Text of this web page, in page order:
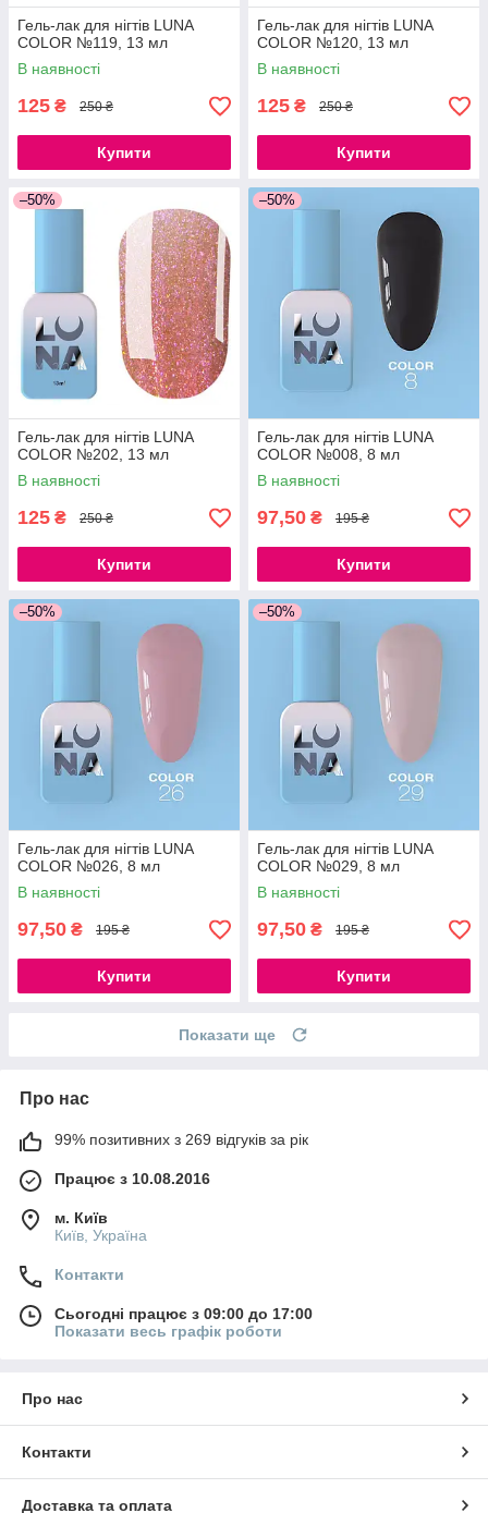
Гель-лак для нігтів LUNA
COLOR №119, 13 мл
В наявності
125 ₴ 250 ₴
Купити
Гель-лак для нігтів LUNA
COLOR №120, 13 мл
В наявності
125 ₴ 250 ₴
Купити
–50%
Гель-лак для нігтів LUNA
COLOR №202, 13 мл
В наявності
125 ₴ 250 ₴
Купити
–50%
Гель-лак для нігтів LUNA
COLOR №008, 8 мл
В наявності
97,50 ₴ 195 ₴
Купити
–50%
Гель-лак для нігтів LUNA
COLOR №026, 8 мл
В наявності
97,50 ₴ 195 ₴
Купити
–50%
Гель-лак для нігтів LUNA
COLOR №029, 8 мл
В наявності
97,50 ₴ 195 ₴
Купити
Показати ще
Про нас
99% позитивних з 269 відгуків за рік
Працює з 10.08.2016
м. Київ
Київ, Україна
Контакти
Сьогодні працює з 09:00 до 17:00
Показати весь графік роботи
Про нас
Контакти
Доставка та оплата